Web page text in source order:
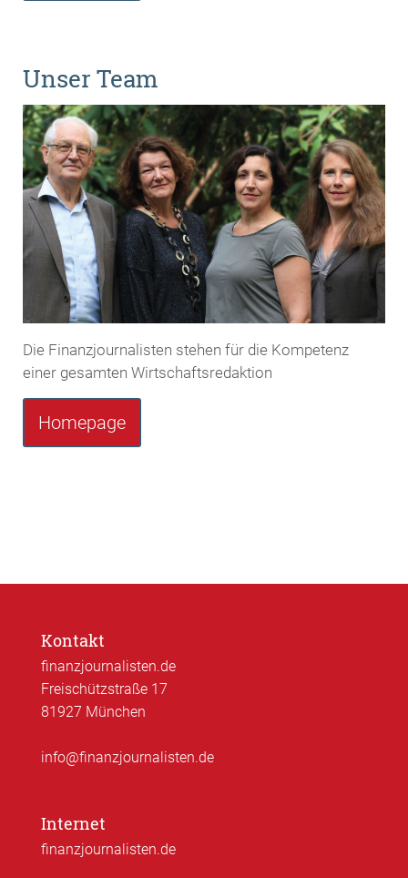
Unser Team
Die Finanzjournalisten stehen für die Kompetenz
einer gesamten Wirtschaftsredaktion
Homepage
Kontakt
finanzjournalisten.de
Freischützstraße 17
81927 München
info@finanzjournalisten.de
Internet
finanzjournalisten.de